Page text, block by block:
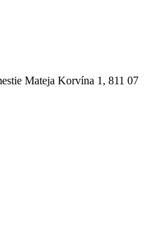
Mateja Korvína 1, 811 07